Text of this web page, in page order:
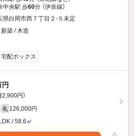
中央駅 歩60分 （伊奈線）
県白岡市西７丁目２-５未定
築 / 木造
宅配ボックス
円
2,900円）
礼 126,000円
/ 58.6㎡